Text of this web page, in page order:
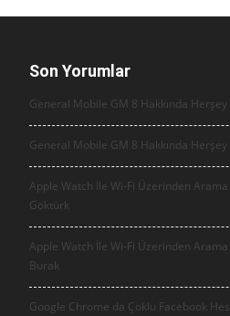
Son Yorumlar
General Mobile GM 8 Hakkında Herşey
General Mobile GM 8 Hakkında Herşey
Apple Watch İle Wi-Fi Üzerinden
Göktürk
Apple Watch İle Wi-Fi Üzerinden
Burak
Google Chrome da Çoklu Facebook